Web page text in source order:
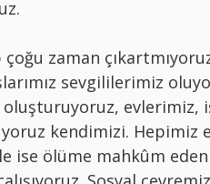
zaman
sevgililerimiz
evlerimiz,
kendimizi. Hepimiz
ise ölüme mahkûm